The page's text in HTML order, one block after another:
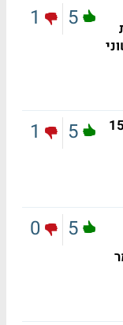
5
1
איפה היה עלאק מר ביטחון ב 15
5
1
5
0